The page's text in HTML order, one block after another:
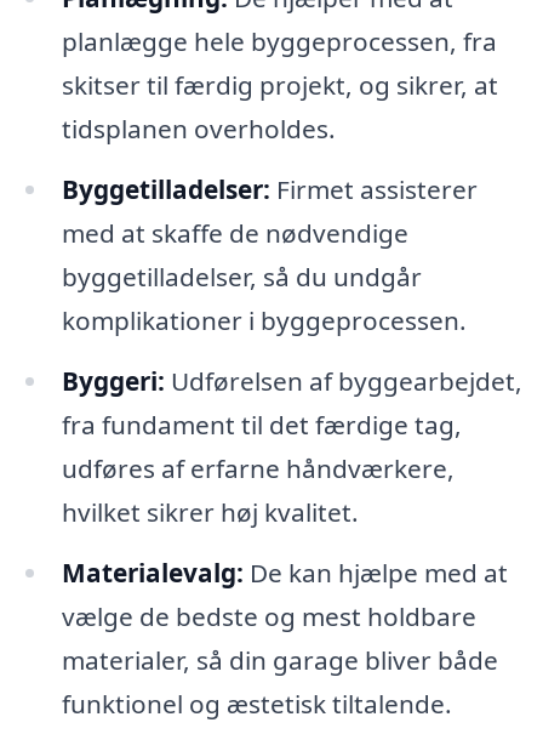
planlægge hele byggeprocessen, fra
skitser til færdig projekt, og sikrer, at
tidsplanen overholdes.
Byggetilladelser: Firmet assisterer
med at skaffe de nødvendige
byggetilladelser, så du undgår
komplikationer i byggeprocessen.
Byggeri: Udførelsen af byggearbejdet,
fra fundament til det færdige tag,
udføres af erfarne håndværkere,
hvilket sikrer høj kvalitet.
Materialevalg: De kan hjælpe med at
vælge de bedste og mest holdbare
materialer, så din garage bliver både
funktionel og æstetisk tiltalende.